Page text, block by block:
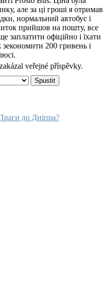
але за ці гроші я отримав
нормальний автобус і
прийшов на пошту, все
заплатити офіційно і їхати
зекономити 200 гривень і
veřejné příspěvky.
до Дніпра?